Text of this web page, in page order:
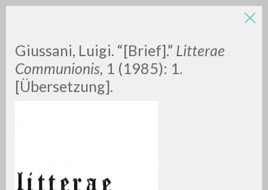
Giussani, Luigi. “[Brief].” Litterae
Communionis, 1 (1985): 1.
[Übersetzung].
LUIGI
GIUSSANI